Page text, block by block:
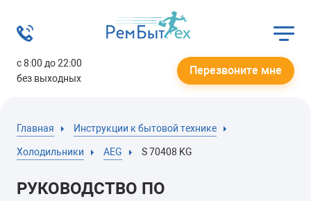
с 8:00 до 22:00
без выходных
Перезвоните мне
Главная Инструкции к бытовой технике
Холодильники AEG S 70408 KG
РУКОВОДСТВО ПО